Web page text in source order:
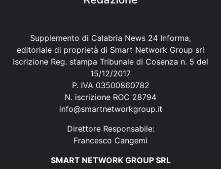
Supplemento di Calabria News 24 Informa,
editoriale di proprietà di Smart Network Group srl
Iscrizione Reg. stampa Tribunale di Cosenza n. 5 del
15/12/2017
P. IVA 03500860782
N. iscrizione ROC 28794
info@smartnetworkgroup.it
Direttore Responsabile:
Francesco Cangemi
SMART NETWORK GROUP SRL